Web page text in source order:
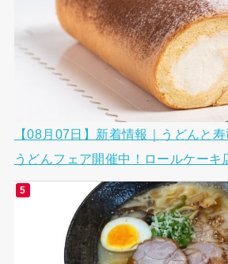
【08月07日】新着情報｜うどんと
うどんフェア開催中！ロールケーキ